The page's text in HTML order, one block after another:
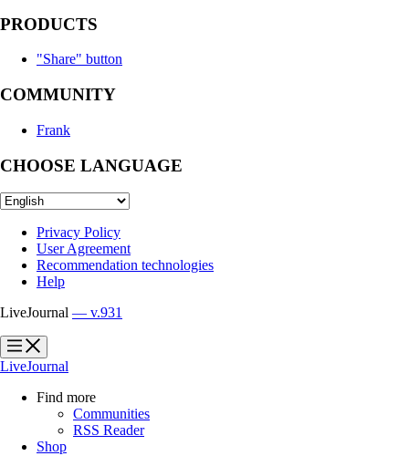
PRODUCTS
"Share" button
COMMUNITY
Frank
CHOOSE LANGUAGE
Privacy Policy
User Agreement
Recommendation technologies
Help
LiveJournal — v.931
?
?
LiveJournal
Find more
Communities
RSS Reader
Shop